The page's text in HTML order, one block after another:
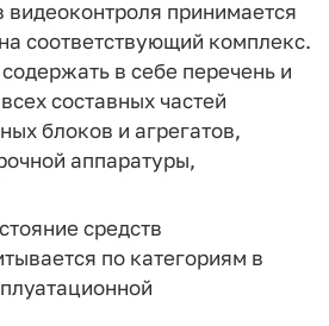
видеоконтроля принимается
соответствующий комплекс.
в себе перечень и
составных частей
блоков и агрегатов,
аппаратуры,
средств
по категориям в